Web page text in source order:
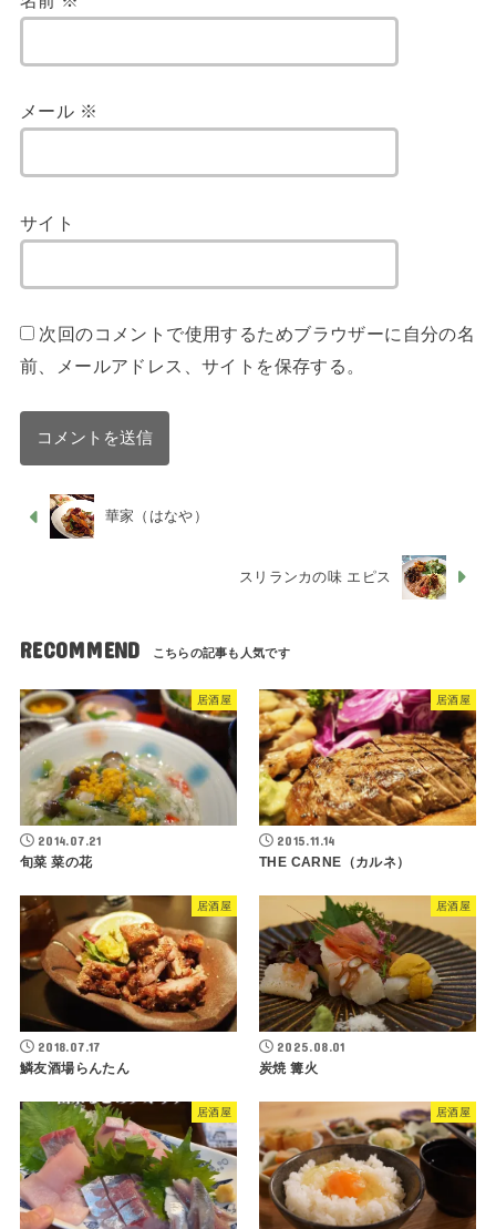
メール ※
サイト
次回のコメントで使用するためブラウザーに自分の名
前、メールアドレス、サイトを保存する。
華家（はなや）
スリランカの味 エピス
RECOMMEND
居酒屋
2014.07.21
旬菜 菜の花
居酒屋
2015.11.14
THE CARNE（カルネ）
居酒屋
2018.07.17
鱗友酒場らんたん
居酒屋
2025.08.01
炭焼 篝火
居酒屋 居酒屋